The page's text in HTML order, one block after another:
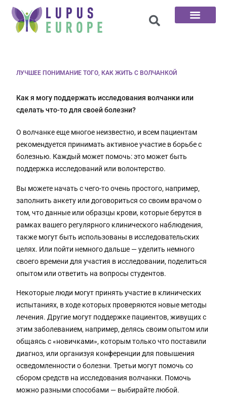
ЛУЧШЕЕ ПОНИМАНИЕ ТОГО, КАК ЖИТЬ С ВОЛЧАНКОЙ
Как я могу поддержать исследования волчанки или
сделать что-то для своей болезни?
О волчанке еще многое неизвестно, и всем пациентам
рекомендуется принимать активное участие в борьбе с
болезнью. Каждый может помочь: это может быть
поддержка исследований или волонтерство.
Вы можете начать с чего-то очень простого, например,
заполнить анкету или договориться со своим врачом о
том, что данные или образцы крови, которые берутся в
рамках вашего регулярного клинического наблюдения,
также могут быть использованы в исследовательских
целях. Или пойти немного дальше — уделить немного
своего времени для участия в исследовании, поделиться
опытом или ответить на вопросы студентов.
Некоторые люди могут принять участие в клинических
испытаниях, в ходе которых проверяются новые методы
лечения. Другие могут поддержке пациентов, живущих с
этим заболеванием, например, делясь своим опытом или
общаясь с «новичками», которым только что поставили
диагноз, или организуя конференции для повышения
осведомленности о болезни. Третьи могут помочь со
сбором средств на исследования волчанки. Помочь
можно разными способами — выбирайте любой.